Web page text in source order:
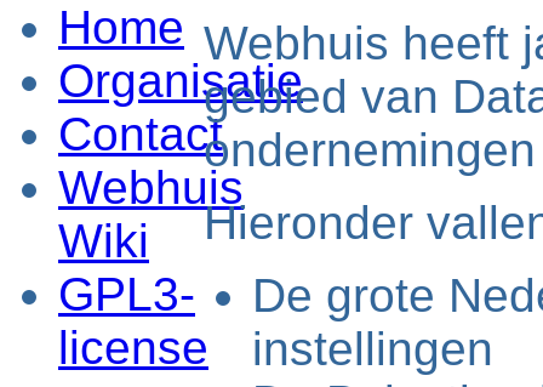
Home
Organisatie
Contact
Webhuis
Wiki
GPL3-
license
Webhuis heeft
gebied van
Hieronder
De grote
instellingen